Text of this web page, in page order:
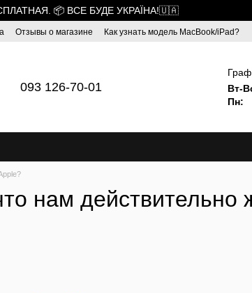
📦 ВСЕ БУДЕ УКРАЇНА!🇺🇦
Отзывы о магазине
Как узнать модель MacBook/iPad?
093 126-70-01
Вт-
Пн:
нам действительно